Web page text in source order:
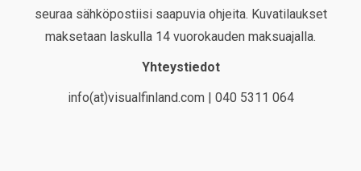
seuraa sähköpostiisi saapuvia ohjeita. Kuvatilaukset
maksetaan laskulla 14 vuorokauden maksuajalla.
Yhteystiedot
info(at)visualfinland.com | 040 5311 064